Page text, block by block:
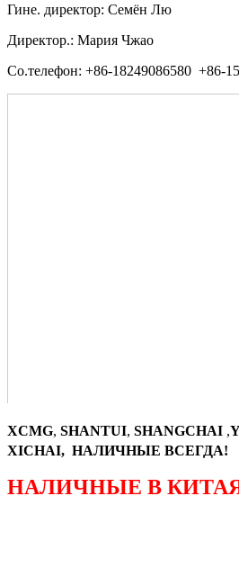
Гине. директор: Семён Лю
Директор.: Мария Чжао
Со.телефон: +86-18249086580 +86-
XCMG, SHANTUI, SHANGCHAI ,
XICHAI, НАЛИЧНЫЕ ВСЕГДА!
НАЛИЧНЫЕ В